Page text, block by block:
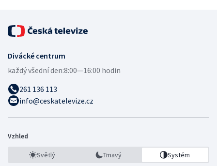
Divácké centrum
každý všední den:8:00—16:00 hodin
261 136 113
info@ceskatelevize.cz
Vzhled
Světlý Tmavý Systém